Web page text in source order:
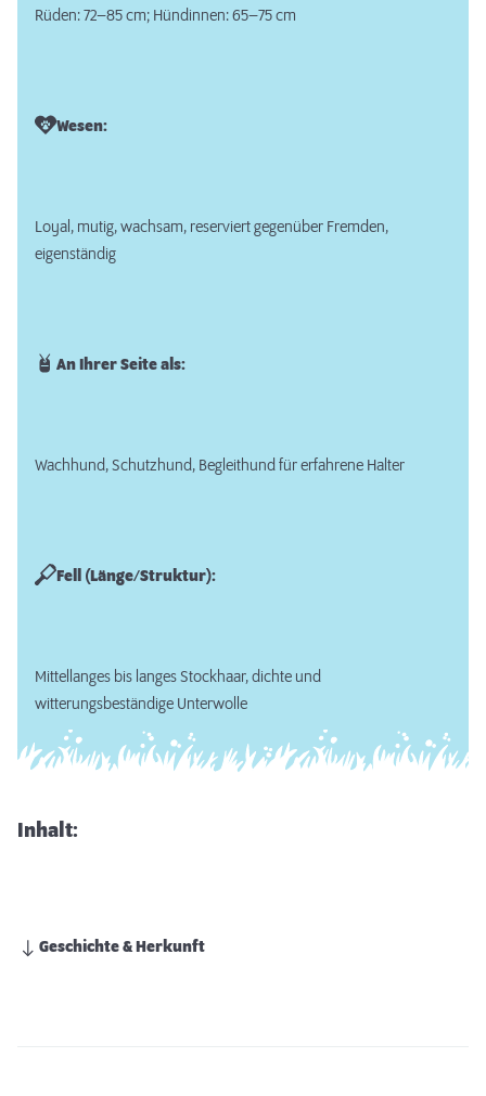
Rüden: 72–85 cm; Hündinnen: 65–75 cm
Wesen:
Loyal, mutig, wachsam, reserviert gegenüber Fremden,
eigenständig
An Ihrer Seite als:
Wachhund, Schutzhund, Begleithund für erfahrene Halter
Fell (Länge/Struktur):
Mittellanges bis langes Stockhaar, dichte und
witterungsbeständige Unterwolle
Inhalt:
Geschichte & Herkunft